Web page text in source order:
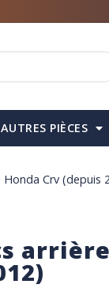
AUTRES PIÈCES
Crv (depuis